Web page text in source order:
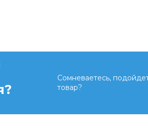
Сомневаетесь,
товар?